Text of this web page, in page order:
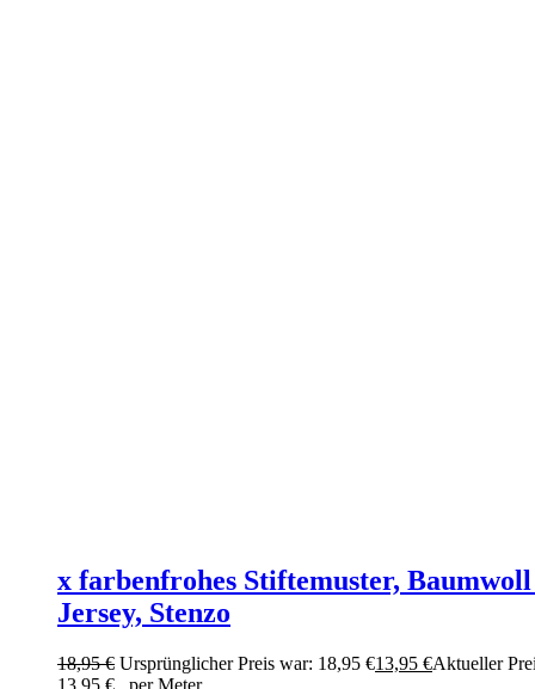
x farbenfrohes Stiftemuster,
Jersey, Stenzo
18,95€ Ursprünglicher Preis war: 18,95 €13,95 €Aktueller
13,95 €. per Meter